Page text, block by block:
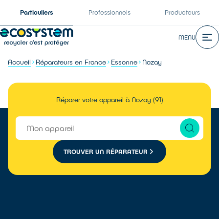
Particuliers Professionnels Producteurs
MENU
Accueil Réparateurs en France Essonne Nozay
Réparer votre appareil à Nozay (91)
TROUVER UN RÉPARATEUR